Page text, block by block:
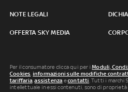
NOTE LEGALI
OFFERTA SKY MEDIA
Per il consumatore clicca qui per iModuli,
Cookies informazioni sulle modifiche
tariffaria ,assistenza econtatti . Tutti i
intellettuale in essi contenuti, sono di proprietà